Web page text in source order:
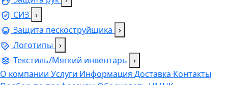
СИЗ ›
Защита пескоструйщика ›
Логотипы ›
Текстиль/Мягкий инвентарь ›
О компании Услуги Информация Доставка Контакты